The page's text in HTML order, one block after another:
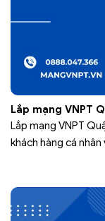
Lắp mạng VNPT
Lắp mạng VNPT
khách hàng cá
tầng. Để cải thiện…